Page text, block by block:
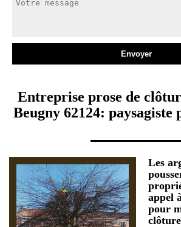
Entreprise prose de
Beugny 62124: paysagiste
Les
appel
pour
clôture